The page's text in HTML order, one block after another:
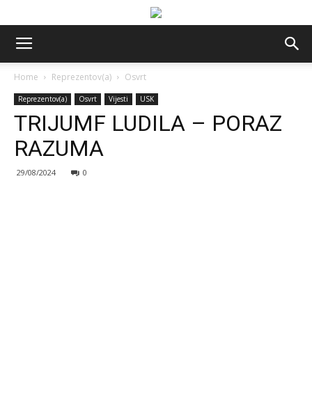
Home Reprezentov(a) Osvrt
Reprezentov(a) Osvrt Vijesti USK
TRIJUMF LUDILA – PORAZ
RAZUMA
29/08/2024 0